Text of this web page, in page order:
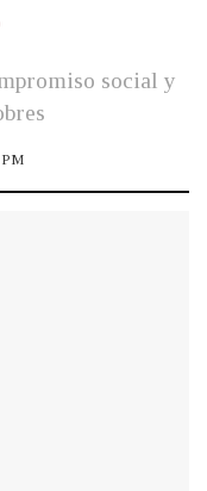
social y